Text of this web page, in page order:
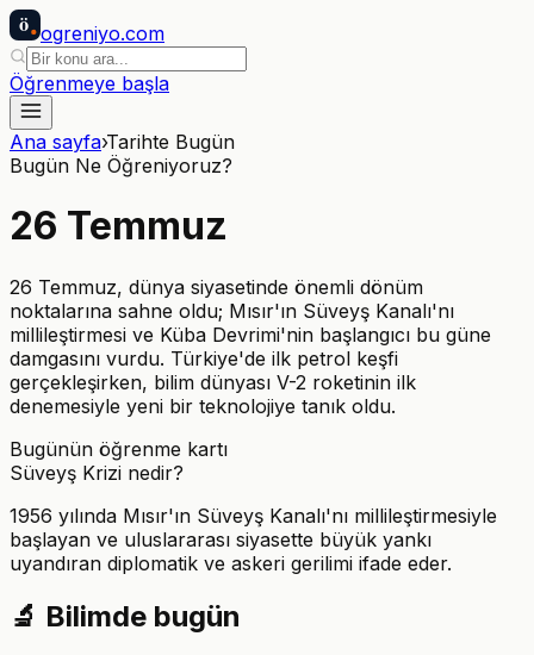
ö ogreniyo.com
Öğrenmeye başla
Ana sayfa›Tarihte Bugün
Bugün Ne Öğreniyoruz?
26 Temmuz
26 Temmuz, dünya siyasetinde önemli dönüm
noktalarına sahne oldu; Mısır'ın Süveyş Kanalı'nı
millileştirmesi ve Küba Devrimi'nin başlangıcı bu güne
damgasını vurdu. Türkiye'de ilk petrol keşfi
gerçekleşirken, bilim dünyası V-2 roketinin ilk
denemesiyle yeni bir teknolojiye tanık oldu.
Bugünün öğrenme kartı
Süveyş Krizi nedir?
1956 yılında Mısır'ın Süveyş Kanalı'nı millileştirmesiyle
başlayan ve uluslararası siyasette büyük yankı
uyandıran diplomatik ve askeri gerilimi ifade eder.
🔬 Bilimde bugün